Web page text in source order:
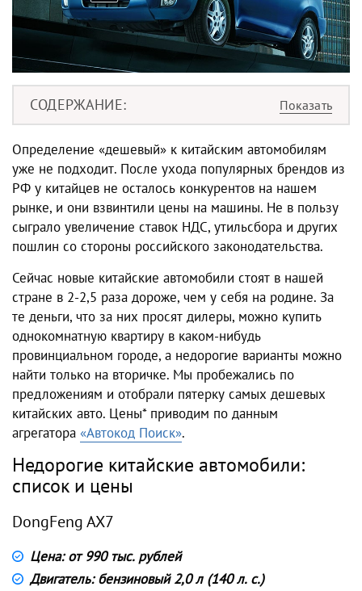
СОДЕРЖАНИЕ
Определение «дешевый» к китайским автомобилям
уже не подходит. После ухода популярных брендов из
РФ у китайцев не осталось конкурентов на нашем
рынке, и они взвинтили цены на машины. Не в пользу
сыграло увеличение ставок НДС, утильсбора и других
пошлин со стороны российского законодательства.
Сейчас новые китайские автомобили стоят в нашей
стране в 2-2,5 раза дороже, чем у себя на родине. За
те деньги, что за них просят дилеры, можно купить
однокомнатную квартиру в каком-нибудь
провинциальном городе, а недорогие варианты можно
найти только на вторичке. Мы пробежались по
предложениям и отобрали пятерку самых дешевых
китайских авто. Цены* приводим по данным
агрегатора «Автокод Поиск».
Недорогие китайские автомобили:
список и цены
DongFeng AX7
Цена: от 990 тыс. рублей
Двигатель: бензиновый 2,0 л (140 л. с.)